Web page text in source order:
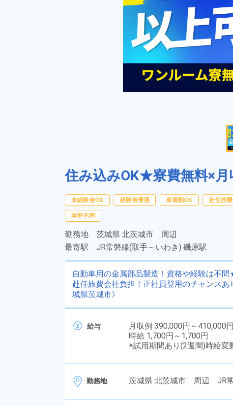
住み込みOK★寮費無料×月
未経験者OK 経験者優遇 車通勤OK 赴任旅
学歴不問
勤務地 茨城県 北茨城市 周辺
最寄駅 JR常磐線(取手～いわき) 磯原駅
自動車用の金属部品製造！資格や経験は不
赴任旅費会社負担！正社員登用のチャンス
城県茨城市》
給与
月収例 390,000円～410,000円
時給 1,700円～1,700円
※試用期間あり(2週間)時給変
勤務地 茨城県 北茨城市 周辺 JR常